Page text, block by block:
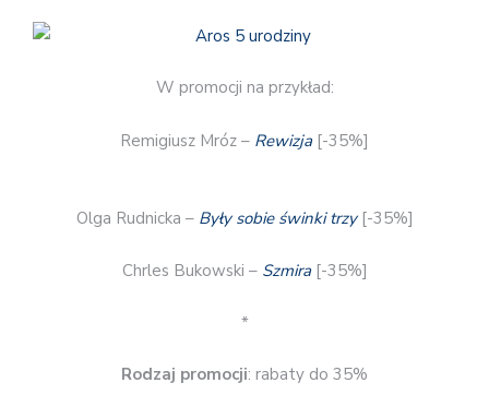
W promocji na przykład:
Remigiusz Mróz – Rewizja[-35%]
Olga Rudnicka – Były sobie świnki trzy[-35%]
Chrles Bukowski – Szmira [-35%]
*
Rodzaj promocji: rabaty do 35%